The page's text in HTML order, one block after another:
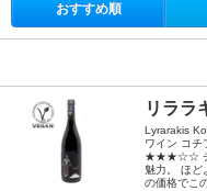
おすすめ順
リララ
Lyrarakis
ワイン コ
★★★☆☆ チ
魅力。 ほど
の価格でこ